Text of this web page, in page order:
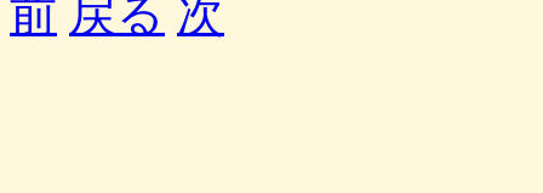
前 戻る 次